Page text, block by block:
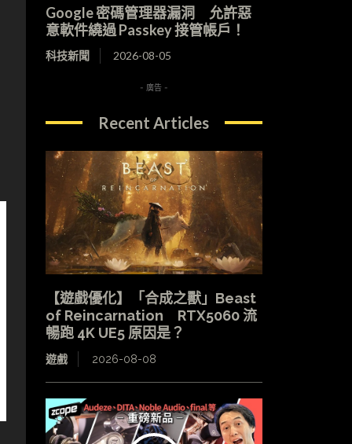
Google 密碼管理器漏洞 允許惡
意軟件繞過 Passkey 接管帳戶！
科技新聞 2026-08-05
- 廣告 -
Recent Articles
【遊戲優化】「合成之獸」Beast
of Reincarnation RTX5060 流
暢跑 4K UE5 原因是？
遊戲 2026-08-08